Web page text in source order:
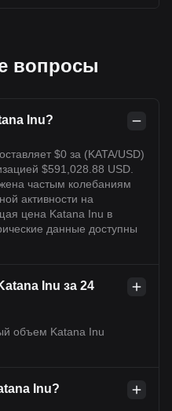
вопросы
Inu?
$0 за (KATA/USD)
$591,028.88 USD.
частым колебаниям
активности на
цена Katana Inu в
данные доступны
Inu за 24
объем Katana Inu
Inu?